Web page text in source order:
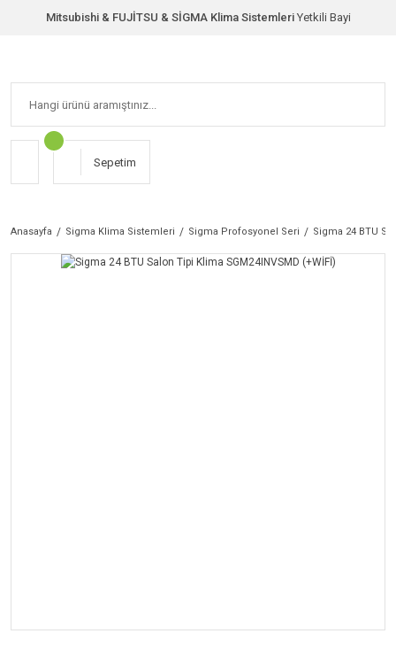
Mitsubishi & FUJİTSU & SİGMA Klima Sistemleri Yetkili Bayi
Sepetim
Anasayfa Sigma Klima Sistemleri Sigma Profosyonel Seri Sigma 24 BTU